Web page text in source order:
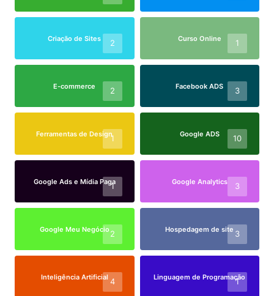
Criação de Sites 2 Curso Online 1
E-commerce 2 Facebook ADS 3
Ferramentas de Design1 Google ADS 10
Google Ads e Mídia Paga
1 Google Analytics 3
Google Meu Negócio 2 Hospedagem de site 3
Inteligência Artificial 4 Linguagem de Programação
1